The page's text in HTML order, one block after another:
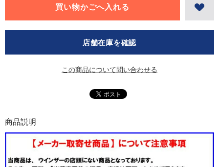
店舗在庫を確認
この商品について問い合わせる
商品説明